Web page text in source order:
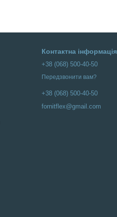
Контактна інформація
+38 (068) 500-40-50
Передзвонити вам?
+38 (068) 500-40-50
fornitflex@gmail.com